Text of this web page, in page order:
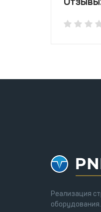
Реализация
оборудования.